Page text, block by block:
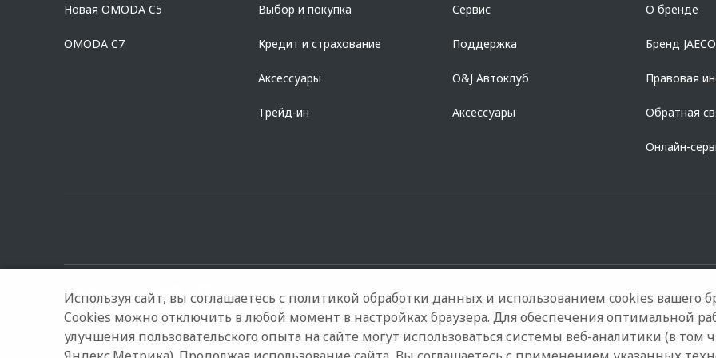
platformId=alfasiteКредит предоставляет АО Альфа-Банк. ИНН 7728168971 ОГРН 1027700067328 место нахождение 107078, г. Москва, ул.
Новая OMODA C5
OMODA C7
Выбор и покупка
Кредит и страхование
Аксессуары
Трейд-ин
Сервис
Поддержка
O&J Автоклуб
Аксессуары
О бренде
Бренд
Правовая
Обратная
Онлайн-
© 2026 Моторавто Модельный ряд Архивные модели Контакты Правовая информация
Используя сайт, вы соглашаетесь с политикой обработки данных и использованием cookies вашего
Cookies можно отключить в любой момент в настройках браузера. Для обеспечения оптимальной
улучшения пользовательского опыта на сайте могут использоваться системы веб-аналитики (в том